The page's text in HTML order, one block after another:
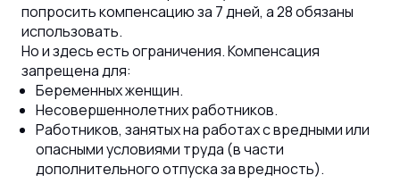
попросить компенсацию за 7 дней, а 28 обязаны
использовать.
Но и здесь есть ограничения. Компенсация
запрещена для:
Беременных женщин.
Несовершеннолетних работников.
Работников, занятых на работах с вредными или
опасными условиями труда (в части
дополнительного отпуска за вредность).